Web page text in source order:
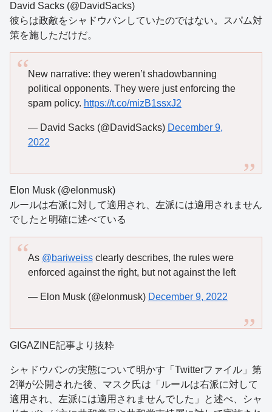
David Sacks (@DavidSacks)
彼らは政敵をシャドウバンしていたのではない。スパム対
策を施しただけだ。
New narrative: they weren’t shadowbanning
political opponents. They were just enforcing the
spam policy. https://t.co/mizB1ssxJ2
— David Sacks (@DavidSacks) December 9,
2022
Elon Musk (@elonmusk)
ルールは右派に対して適用され、左派には適用されません
でしたと明確に述べている
As @bariweissclearly describes, the rules were
enforced against the right, but not against the left
— Elon Musk (@elonmusk) December 9, 2022
GIGAZINE記事より抜粋
シャドウバンの実態について明かす「Twitterファイル」第
2弾が公開された後、マスク氏は「ルールは右派に対して
適用され、左派には適用されませんでした」と述べ、シャ